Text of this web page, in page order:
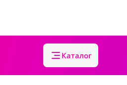
Каталог